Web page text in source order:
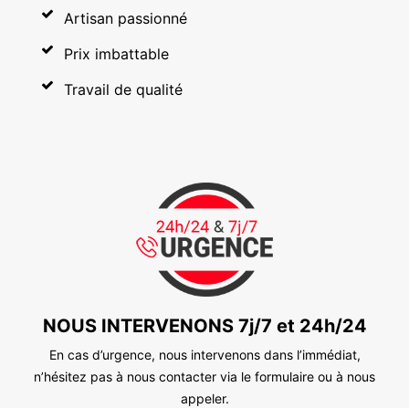
Artisan passionné
Prix imbattable
Travail de qualité
NOUS INTERVENONS 7j/7 et 24h/24
En cas d’urgence, nous intervenons dans l’immédiat,
n’hésitez pas à nous contacter via le formulaire ou à nous
appeler.